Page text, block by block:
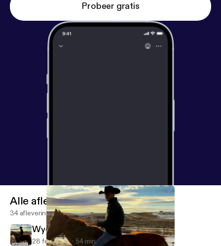
Probeer gratis
Alle afleveringen
34 afleveringen
Wyoming
28 feb 2022 54 min